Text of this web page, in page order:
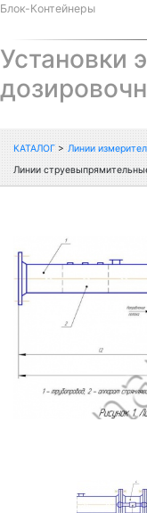
Блок-Контейнеры
Установки
КАТАЛОГ > Линии
Линии